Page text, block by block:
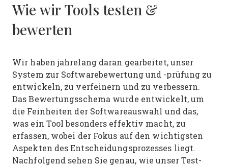
Wie wir Tools testen &
bewerten
Wir haben jahrelang daran gearbeitet, unser
System zur Softwarebewertung und -prüfung zu
entwickeln, zu verfeinern und zu verbessern.
Das Bewertungsschema wurde entwickelt, um
die Feinheiten der Softwareauswahl und das,
was ein Tool besonders effektiv macht, zu
erfassen, wobei der Fokus auf den wichtigsten
Aspekten des Entscheidungsprozesses liegt.
Nachfolgend sehen Sie genau, wie unser Test-